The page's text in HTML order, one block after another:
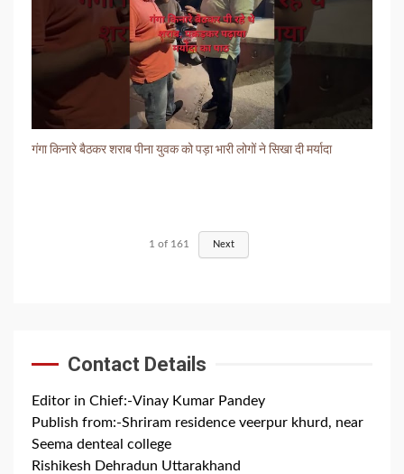
गंगा किनारे बैठकर शराब पीना युवक को पड़ा भारी लोगों ने सिखा दी मर्यादा
1 of 161 Next
Contact Details
Editor in Chief:-Vinay Kumar Pandey
Publish from:-Shriram residence veerpur khurd, near
Seema denteal college
Rishikesh Dehradun Uttarakhand